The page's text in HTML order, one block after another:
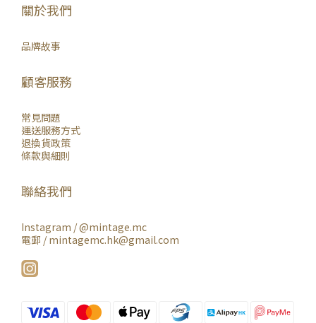
關於我們
品牌故事
顧客服務
常見問題
運送服務方式
退換貨政策
條款與細則
聯絡我們
Instagram /@mintage.mc
電郵 / mintagemc.hk@gmail.com